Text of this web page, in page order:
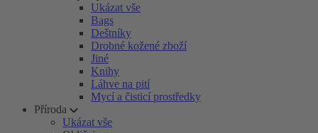
Ukázat vše
Bags
Deštníky
Drobné kožené zboží
Jiné
Knihy
Láhve na pití
Mycí a čisticí prostředky
Příroda
Ukázat vše